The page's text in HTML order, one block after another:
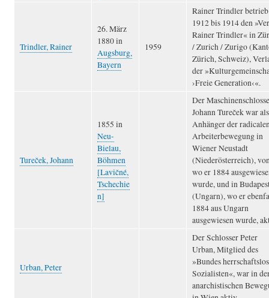
Trindler, Rainer
26. März
1880 in
Augsburg,
Bayern
1959
Rainer Trindler betrieb
1912 bis 1914 den
Rainer Trindler« in
/ Zurich / Zurigo
Zürich, Schweiz),
der
›Freie Generation‹«.
Tureček, Johann
1855 in
Neu-
Bielau,
Böhmen
[Lavičné,
Tschechie
n]
Der
Johann Tureček war als
Anhänger der
Arbeiterbewegung in
Wiener Neustadt
(Niederösterreich),
wo er 1884
wurde, und in
(Ungarn), wo er
1884 aus Ungarn
ausgewiesen wurde,
Urban, Peter
Der Schlosser Peter
Urban, Mitglied des
»Bundes
Sozialisten«, war in
anarchistischen